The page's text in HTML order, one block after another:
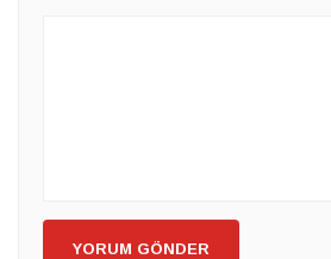
YORUM GÖNDER